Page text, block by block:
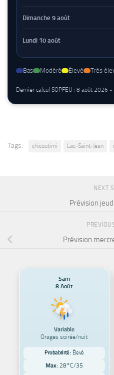
Bas Modéré Élevé Très
Dernier calcul SOPFEU : 8 août 2026
Tags: chicoutimi Lac-Saint-Jean
NEXT
Prévision
Prévision
Sam
8 Août
Variable
Orages soirée/nuit
Probabilité : Élevé
Max: 28°C/35